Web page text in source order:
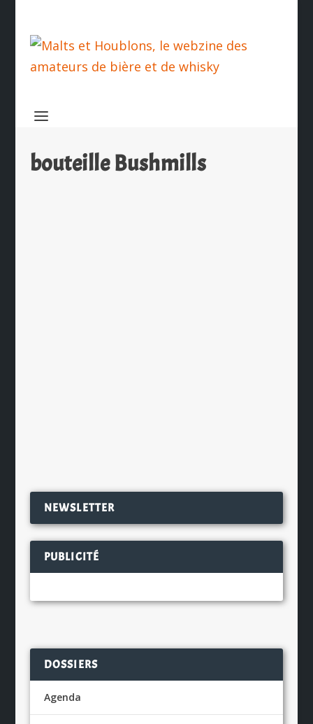
bouteille Bushmills
NEWSLETTER
PUBLICITÉ
DOSSIERS
Agenda